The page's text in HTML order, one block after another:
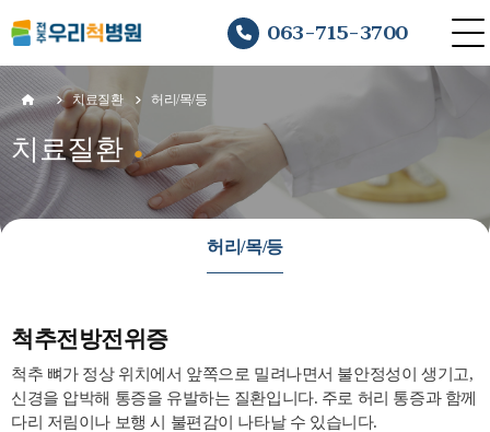
063-715-3700
치료질환 허리/목/등
치료질환
허리/목/등
척추전방전위증
척추 뼈가 정상 위치에서 앞쪽으로 밀려나면서 불안정성이 생기고,
신경을 압박해 통증을 유발하는 질환입니다. 주로 허리 통증과 함께
다리 저림이나 보행 시 불편감이 나타날 수 있습니다.